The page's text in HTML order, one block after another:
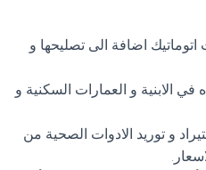
اضافة الى تصليحها و
الابنية و العمارات السكنية و
و توريد الادوات الصحية من